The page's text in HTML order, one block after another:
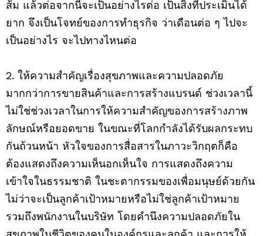
ส้ม แล้วต่อจากนี้จะเป็นอย่างไรต่อ เป็นสิ่งที่ประเมินได้
ยาก จึงเป็นโจทย์ของการทำธุรกิจ ว่าเดือนต่อ ๆ ไปจะ
เป็นอย่างไร จะไปทางไหนต่อ
2. ให้ความสำคัญเรื่องสุขภาพและความปลอดภัย
มากกว่าการขายสินค้าและการสร้างแบรนด์ ช่วงเวลานี้
ไม่ใช่ช่วงเวลาในการให้ความสำคัญของการสร้างภาพ
ลักษณ์หรือยอดขาย ในขณะที่โลกกำลังได้รับผลกระทบ
กันถ้วนหน้า หัวใจของการสื่อสารในภาวะวิกฤตก็คือ
ต้องแสดงถึงความเห็นอกเห็นใจ การแสดงถึงความ
เข้าใจในธรรมชาติ ในชะตากรรมของเพื่อมนุษย์ด้วยกัน
ไม่ว่าจะเป็นลูกค้าเป้าหมายหรือไม่ใช่ลูกค้าเป้าหมาย
รวมถึงพนักงานในบริษัท โดยคำนึงความปลอดภัยใน